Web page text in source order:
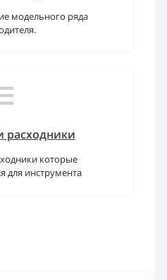
модельного ряда
расходники
которые
для инструмента